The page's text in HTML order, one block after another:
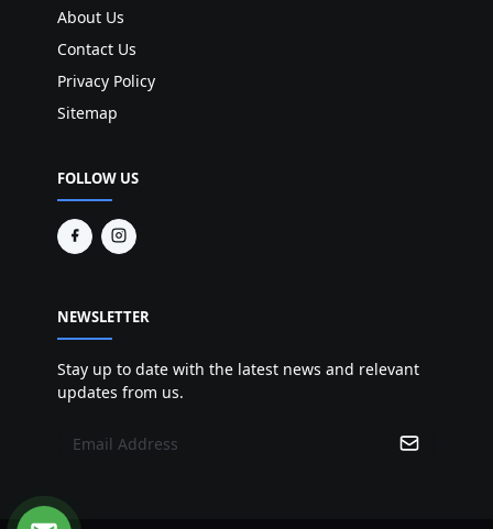
About Us
Contact Us
Privacy Policy
Sitemap
FOLLOW US
NEWSLETTER
Stay up to date with the latest news and relevant
updates from us.